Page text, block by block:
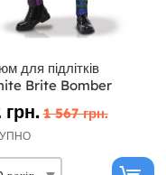
для підлітків
Brite Bomber
1 567 грн.